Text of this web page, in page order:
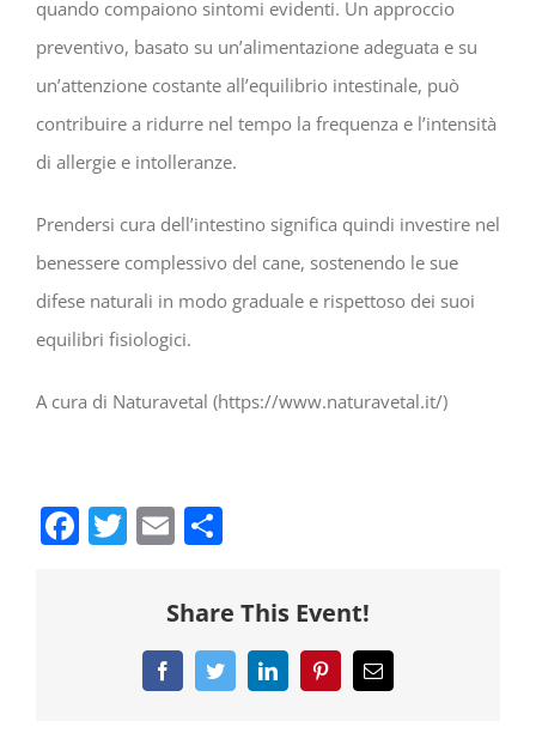
quando compaiono sintomi evidenti. Un approccio
preventivo, basato su un’alimentazione adeguata e su
un’attenzione costante all’equilibrio intestinale, può
contribuire a ridurre nel tempo la frequenza e l’intensità
di allergie e intolleranze.
Prendersi cura dell’intestino significa quindi investire nel
benessere complessivo del cane, sostenendo le sue
difese naturali in modo graduale e rispettoso dei suoi
equilibri fisiologici.
A cura di Naturavetal (https://www.naturavetal.it/)
Facebook
Twitter
Email
Share This Event!
FacebookTwitterLinkedInPinterestEmail